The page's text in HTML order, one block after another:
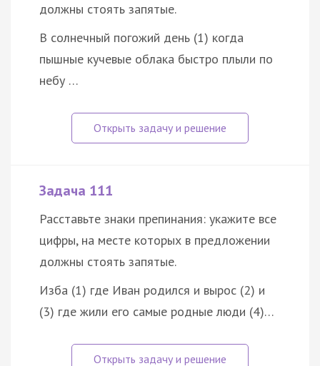
должны стоять запятые.
В солнечный погожий день (1) когда
пышные кучевые облака быстро плыли по
небу …
Задача 111
Расставьте знаки препинания: укажите все
цифры, на месте которых в предложении
должны стоять запятые.
Изба (1) где Иван родился и вырос (2) и
(3) где жили его самые родные люди (4)…